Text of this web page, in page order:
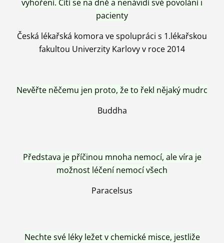
vyhoření. Cítí se na dně a nenávidí své povolání i
pacienty
Česká lékařská komora ve spolupráci s 1.lékařskou
fakultou Univerzity Karlovy v roce 2014
Nevěřte něčemu jen proto, že to řekl nějaký mudrc
Buddha
Představa je příčinou mnoha nemocí, ale víra je
možnost léčení nemocí všech
Paracelsus
Nechte své léky ležet v chemické misce, jestliže